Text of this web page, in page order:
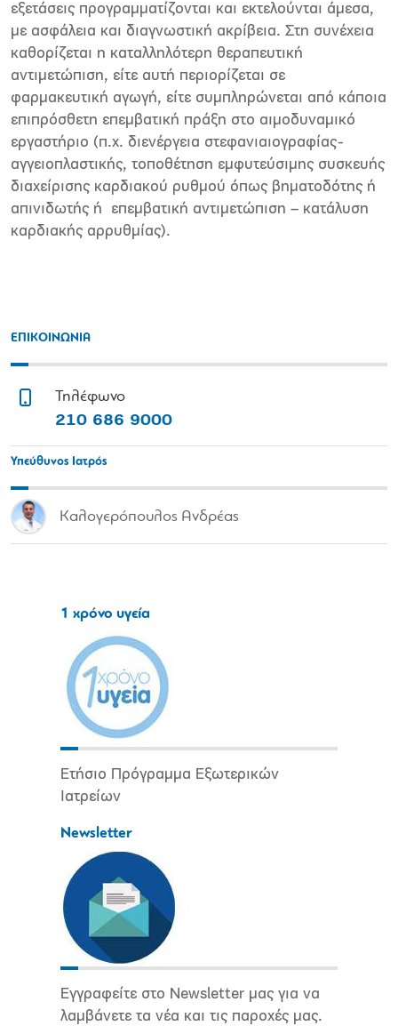
εξετάσεις προγραμματίζονται και εκτελούνται άμεσα,
με ασφάλεια και διαγνωστική ακρίβεια. Στη συνέχεια
καθορίζεται η καταλληλότερη θεραπευτική
αντιμετώπιση, είτε αυτή περιορίζεται σε
φαρμακευτική αγωγή, είτε συμπληρώνεται από κάποια
επιπρόσθετη επεμβατική πράξη στο αιμοδυναμικό
εργαστήριο (π.χ. διενέργεια στεφανιαιογραφίας-
αγγειοπλαστικής, τοποθέτηση εμφυτεύσιμης συσκευής
διαχείρισης καρδιακού ρυθμού όπως βηματοδότης ή
απινιδωτής ή επεμβατική αντιμετώπιση – κατάλυση
καρδιακής αρρυθμίας).
ΕΠΙΚΟΙΝΩΝΙΑ
Τηλέφωνο
210 686 9000
Υπεύθυνος Ιατρός
Καλογερόπουλος Ανδρέας
1 χρόνο υγεία
Ετήσιο Πρόγραμμα Εξωτερικών
Ιατρείων
Newsletter
Εγγραφείτε στο Newsletter μας για να
λαμβάνετε τα νέα και τις παροχές μας.